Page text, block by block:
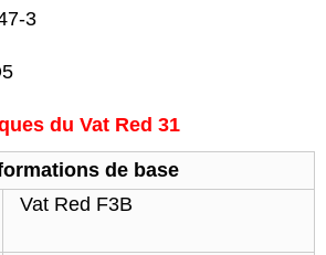
3
du Vat Red 31
de base
Vat Red F3B